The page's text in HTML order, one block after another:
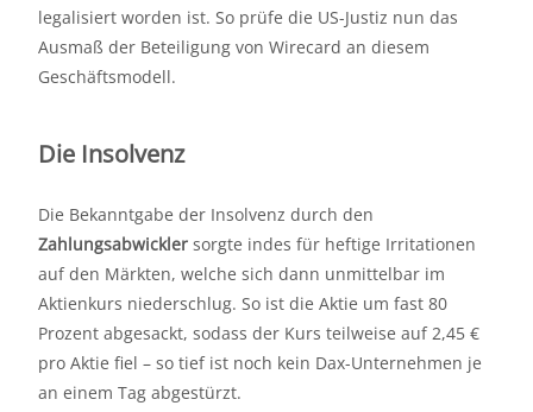
legalisiert worden ist. So prüfe die US-Justiz nun das
Ausmaß der Beteiligung von Wirecard an diesem
Geschäftsmodell.
Die Insolvenz
Die Bekanntgabe der Insolvenz durch den
Zahlungsabwickler sorgte indes für heftige Irritationen
auf den Märkten, welche sich dann unmittelbar im
Aktienkurs niederschlug. So ist die Aktie um fast 80
Prozent abgesackt, sodass der Kurs teilweise auf 2,45 €
pro Aktie fiel – so tief ist noch kein Dax-Unternehmen je
an einem Tag abgestürzt.